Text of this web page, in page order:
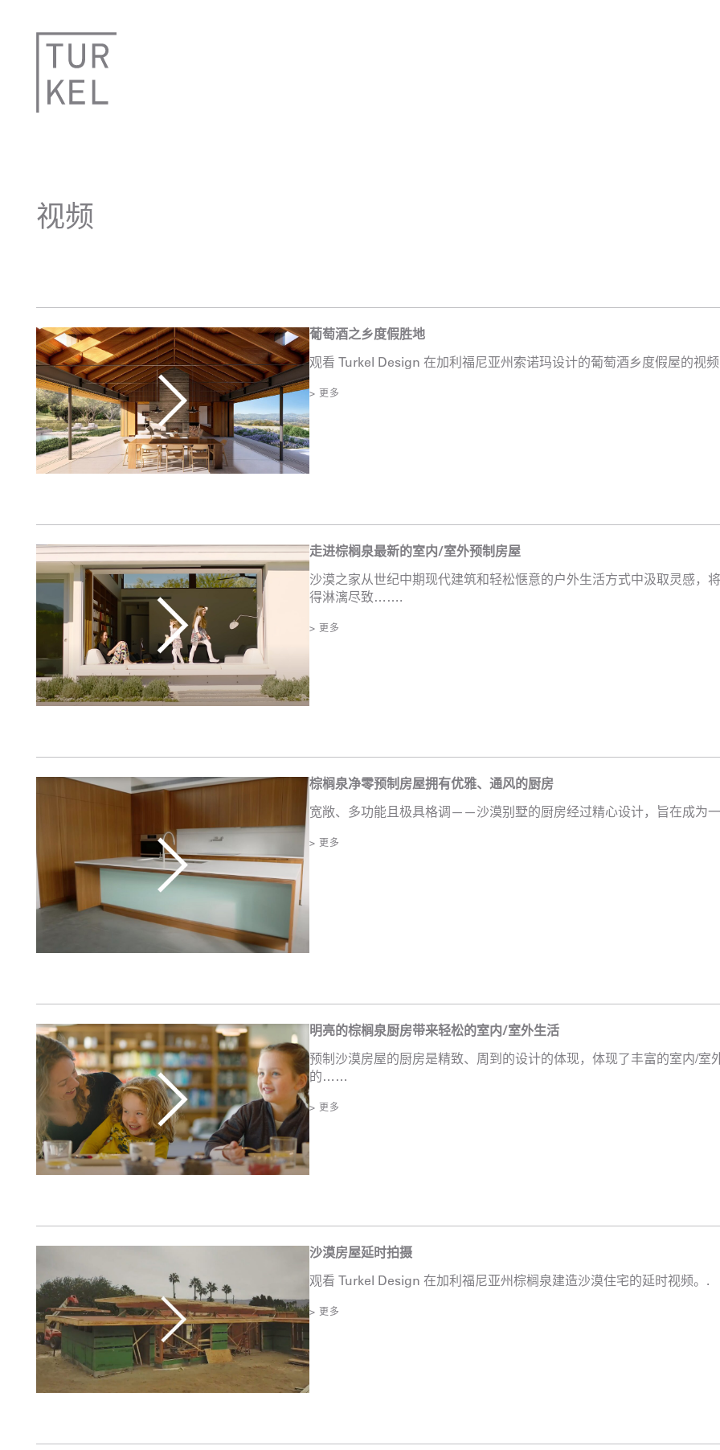
视频
葡萄酒之乡度假胜地
观看 Turkel Design 在加利福尼亚州索诺玛设计的葡萄酒乡度假屋的视
> 更多
走进棕榈泉最新的室内/室外预制房屋
沙漠之家从世纪中期现代建筑和轻松惬意的户外生活方式中汲取灵感，
得淋漓尽致…….
> 更多
棕榈泉净零预制房屋拥有优雅、通风的厨房
宽敞、多功能且极具格调——沙漠别墅的厨房经过精心设计，旨在成为
> 更多
明亮的棕榈泉厨房带来轻松的室内/室外生活
预制沙漠房屋的厨房是精致、周到的设计的体现，体现了丰富的室内/室
的……
> 更多
沙漠房屋延时拍摄
观看 Turkel Design 在加利福尼亚州棕榈泉建造沙漠住宅的延时视频。.
> 更多